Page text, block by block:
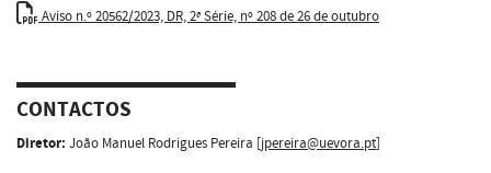
Aviso n.º 20562/2023, DR, 2ª Série, nº 208 de 26 de outubro
CONTACTOS
Diretor: João Manuel Rodrigues Pereira [jpereira@uevora.pt]